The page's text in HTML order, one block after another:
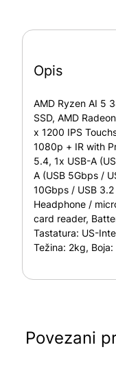
Opis
AMD Ryzen AI 5
SSD, AMD
x 1200 IPS
1080p + IR with
5.4, 1x USB-A
A (USB 5Gbps /
10Gbps / USB
Headphone /
card reader,
Tastatura: US-
Težina: 2kg,
Povezani